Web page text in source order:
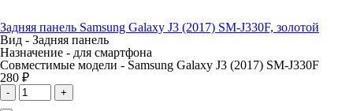
Задняя панель Samsung Galaxy J3 (2017) SM-J330F, золотой
Вид - Задняя панель
Назначение - для смартфона
Совместимые модели - Samsung Galaxy J3 (2017) SM-J330F
280 ₽
- +